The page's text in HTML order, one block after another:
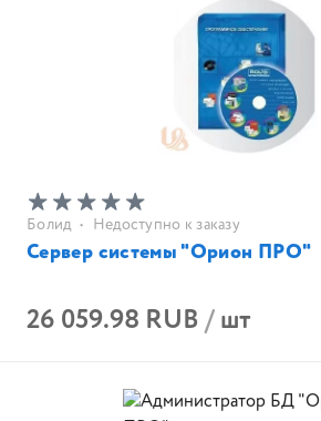
Болид • Недоступно к заказу
Сервер системы "Орион ПРО"
26 059.98 RUB/шт